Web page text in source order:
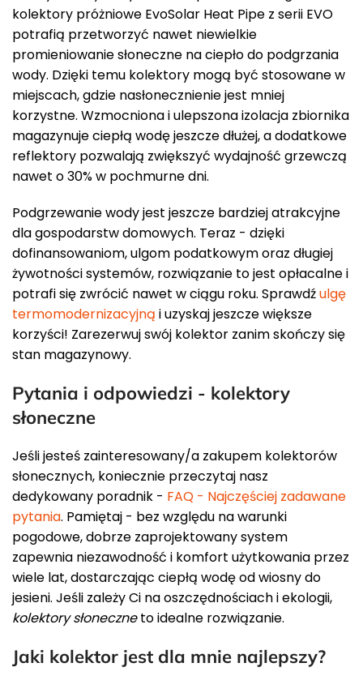
kolektory próżniowe EvoSolar Heat Pipe z serii EVO
potrafią przetworzyć nawet niewielkie
promieniowanie słoneczne na ciepło do podgrzania
wody. Dzięki temu kolektory mogą być stosowane w
miejscach, gdzie nasłonecznienie jest mniej
korzystne. Wzmocniona i ulepszona izolacja zbiornika
magazynuje ciepłą wodę jeszcze dłużej, a dodatkowe
reflektory pozwalają zwiększyć wydajność grzewczą
nawet o 30% w pochmurne dni.
Podgrzewanie wody jest jeszcze bardziej atrakcyjne
dla gospodarstw domowych. Teraz - dzięki
dofinansowaniom, ulgom podatkowym oraz długiej
żywotności systemów, rozwiązanie to jest opłacalne i
potrafi się zwrócić nawet w ciągu roku. Sprawdźulgę
termomodernizacyjną i uzyskaj jeszcze większe
korzyści! Zarezerwuj swój kolektor zanim skończy się
stan magazynowy.
Pytania i odpowiedzi - kolektory
słoneczne
Jeśli jesteś zainteresowany/a zakupem kolektorów
słonecznych, koniecznie przeczytaj nasz
dedykowany poradnik - FAQ - Najczęściej zadawane
pytania. Pamiętaj - bez względu na warunki
pogodowe, dobrze zaprojektowany system
zapewnia niezawodność i komfort użytkowania przez
wiele lat, dostarczając ciepłą wodę od wiosny do
jesieni. Jeśli zależy Ci na oszczędnościach i ekologii,
kolektory słoneczneto idealne rozwiązanie.
Jaki kolektor jest dla mnie najlepszy?